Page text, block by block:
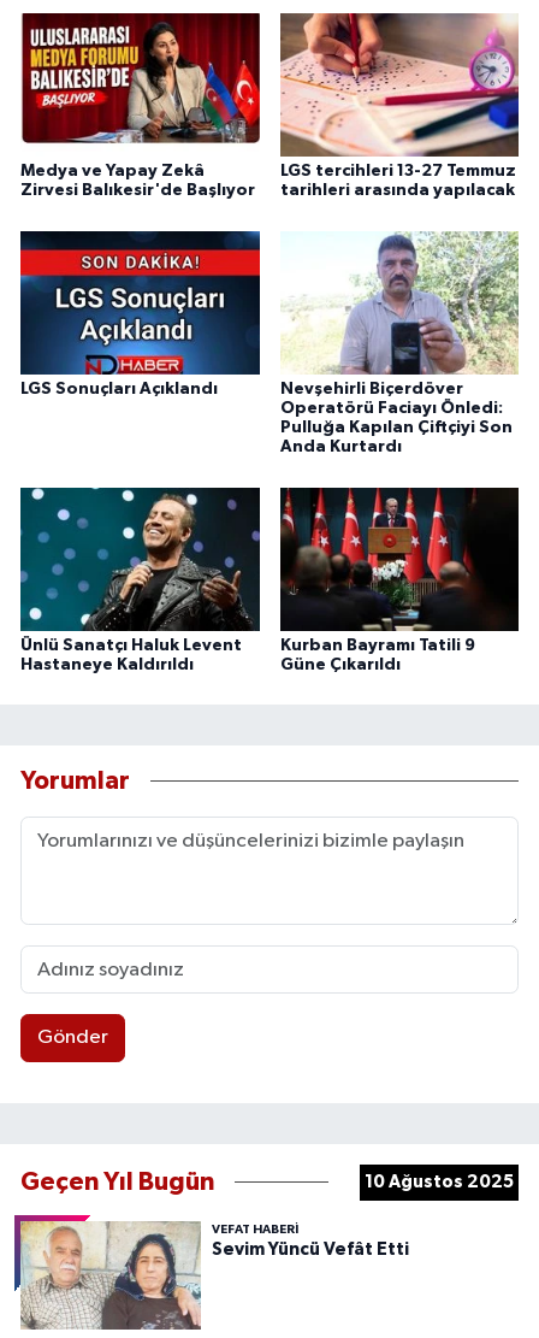
Medya ve Yapay Zekâ
Zirvesi Balıkesir'de Başlıyor
LGS tercihleri 13-27 Temmuz
tarihleri arasında yapılacak
LGS Sonuçları Açıklandı
Nevşehirli Biçerdöver
Operatörü Faciayı Önledi:
Pulluğa Kapılan Çiftçiyi Son
Anda Kurtardı
Ünlü Sanatçı Haluk Levent
Hastaneye Kaldırıldı
Kurban Bayramı Tatili 9
Güne Çıkarıldı
Yorumlar
Gönder
Geçen Yıl Bugün 10 Ağustos 2025
VEFAT HABERI
Sevim Yüncü Vefât Etti